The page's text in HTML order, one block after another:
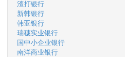
渣打银行
新韩银行
韩亚银行
瑞穗实业银行
国中小企业银行
南洋商业银行